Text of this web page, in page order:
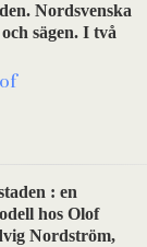
Nordsvenska
sägen. I två
: en
hos Olof
Nordström,